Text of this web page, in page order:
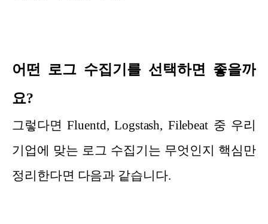
어떤 로그 수집기를 선택하면 좋을까
요?
그렇다면 Fluentd, Logstash, Filebeat 중 우리
기업에 맞는 로그 수집기는 무엇인지 핵심만
정리한다면 다음과 같습니다.